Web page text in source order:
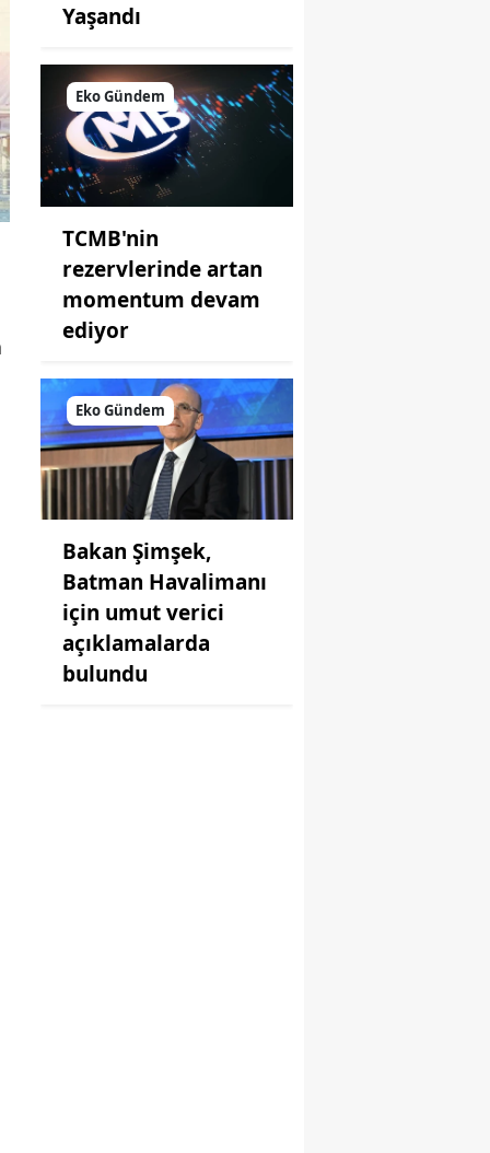
Yaşandı
Eko Gündem
TCMB'nin
rezervlerinde artan
momentum devam
ediyor
Eko Gündem
Bakan Şimşek,
Batman Havalimanı
için umut verici
açıklamalarda
bulundu